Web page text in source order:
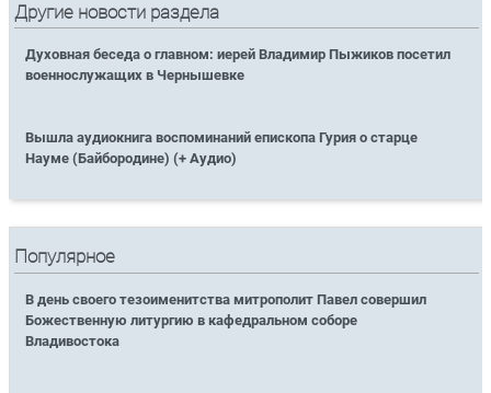
Другие новости раздела
Духовная беседа о главном: иерей Владимир Пыжиков посетил
военнослужащих в Чернышевке
Вышла аудиокнига воспоминаний епископа Гурия о старце
Науме (Байбородине) (+ Аудио)
Популярное
В день своего тезоименитства митрополит Павел совершил
Божественную литургию в кафедральном соборе
Владивостока